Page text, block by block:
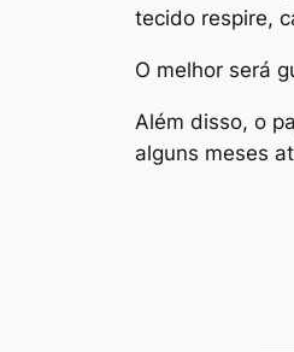
tecido respire,
O melhor será
Além disso, o
alguns meses